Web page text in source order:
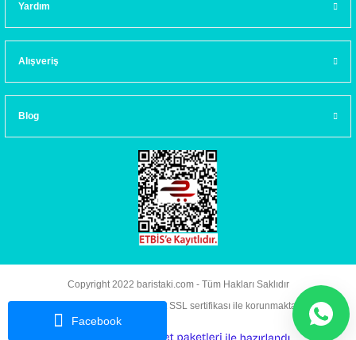
Facebook
Yardım
Alışveriş
Blog
Copyright 2022 baristaki.com - Tüm Hakları Saklıdır
Kredi kartı bilgileriniz 256bit SSL sertifikası ile korunmaktadır.
e- ile